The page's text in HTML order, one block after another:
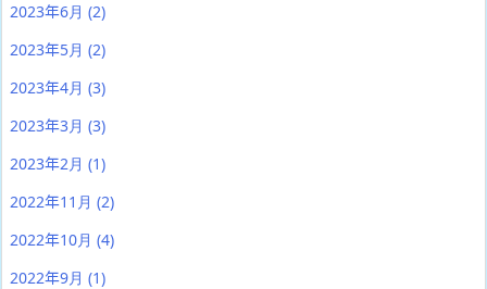
2023年6月 (2)
2023年5月 (2)
2023年4月 (3)
2023年3月 (3)
2023年2月 (1)
2022年11月 (2)
2022年10月 (4)
2022年9月 (1)